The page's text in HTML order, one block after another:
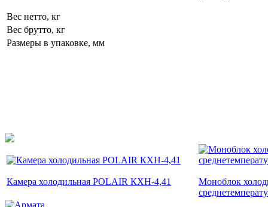
Вес нетто, кг
Вес брутто, кг
Размеры в упаковке, мм
Камера холодильная POLAIR КХН-4,41
Моноблок